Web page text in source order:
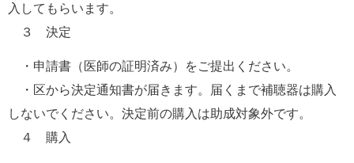
入してもらいます。
３　決定
・申請書（医師の証明済み）をご提出ください。
・区から決定通知書が届きます。届くまで補聴器は購入
しないでください。決定前の購入は助成対象外です。
４　購入